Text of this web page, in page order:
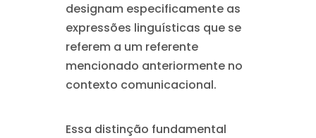
designam especificamente as
expressões linguísticas que se
referem a um referente
mencionado anteriormente no
contexto comunicacional.
Essa distinção fundamental